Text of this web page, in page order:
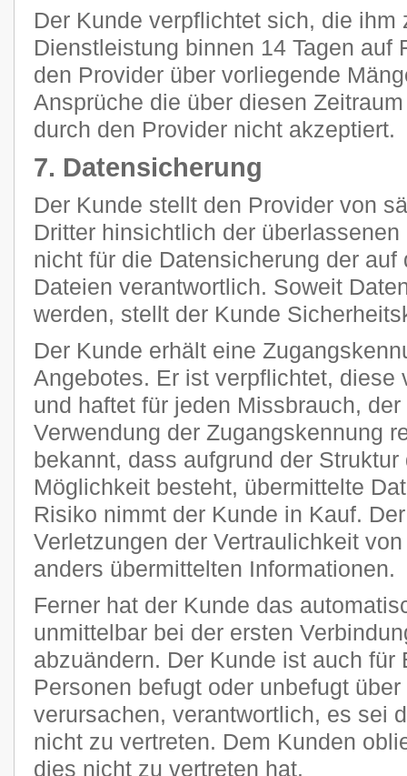
Der Kunde verpflichtet sich, die ihm
Dienstleistung binnen 14 Tagen auf
den Provider über vorliegende
Ansprüche die über diesen
durch den Provider nicht akzeptiert.
7. Datensicherung
Der Kunde stellt den Provider von
Dritter hinsichtlich der
nicht für die Datensicherung der
Dateien verantwortlich. Soweit
werden, stellt der Kunde
Der Kunde erhält eine
Angebotes. Er ist verpflichtet, diese
und haftet für jeden Missbrauch,
Verwendung der Zugangskennung
bekannt, dass aufgrund der
Möglichkeit besteht, übermittelte
Risiko nimmt der Kunde in Kauf.
Verletzungen der Vertraulichkeit
anders übermittelten Informationen.
Ferner hat der Kunde das
unmittelbar bei der ersten
abzuändern. Der Kunde ist auch für
Personen befugt oder unbefugt
verursachen, verantwortlich, es sei
nicht zu vertreten. Dem Kunden
dies nicht zu vertreten hat.